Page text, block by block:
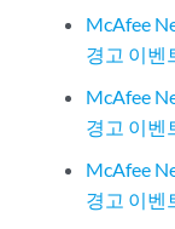
McAfee
경고 이벤
McAfee
경고 이벤
McAfee
경고 이벤